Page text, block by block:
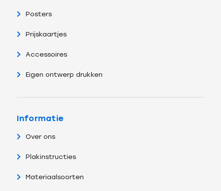
Posters
Prijskaartjes
Accessoires
Eigen ontwerp drukken
Informatie
Over ons
Plakinstructies
Materiaalsoorten